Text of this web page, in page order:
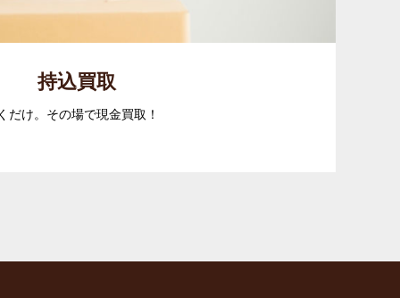
持込買取
だけ。その場で現金買取！